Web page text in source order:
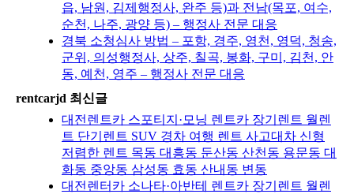
읍, 남원, 김제행정사, 완주 등)과 전남(목포, 여수,
순천, 나주, 광양 등) – 행정사 전문 대응
경북 소청심사 방법 – 포항, 경주, 영천, 영덕, 청송,
군위, 의성행정사, 상주, 칠곡, 봉화, 구미, 김천, 안
동, 예천, 영주 – 행정사 전문 대응
rentcarjd 최신글
대전렌트카 스포티지·모닝 렌트카 장기렌트 월렌
트 단기렌트 SUV 경차 여행 렌트 사고대차 신형
저렴한 렌트 목동 대흥동 둔산동 산천동 용문동 대
화동 중앙동 삼성동 효동 산내동 변동
대전렌터카 소나타·아반테 렌트카 장기렌트 월렌